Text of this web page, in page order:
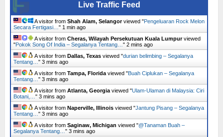
Live Traffic Feed
A visitor from Shah Alam, Selangorviewed "Pengeluaran Rock Melon
Secara Fertigasi… " 1 min ago
A visitor from Cheras, Wilayah Persekutuan Kuala Lumpurviewed
"Pokok Song Of India – Segalanya Tentang… " 2 mins ago
A visitor from Dallas, Texas viewed "durian belimbing – Segalanya
Tentang… " 3 mins ago
A visitor from Tampa, Florida viewed "Buah Ciplukan – Segalanya
Tentang… " 3 mins ago
A visitor from Atlanta, Georgia viewed "Ulam-Ulaman di Malaysia: Ciri
Botani,… " 3 mins ago
A visitor from Naperville, Illinois viewed "Jantung Pisang – Segalanya
Tentang… " 3 mins ago
A visitor from Saginaw, Michigan viewed "@Tanaman Buah –
Segalanya Tentang… " 3 mins ago